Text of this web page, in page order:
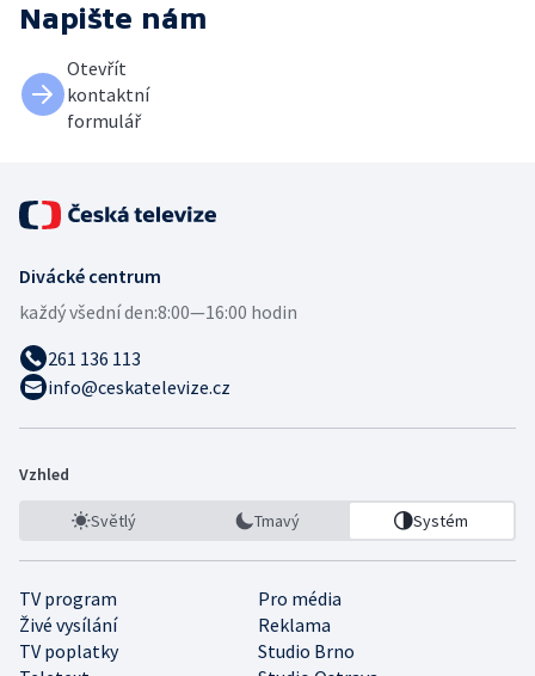
Napište nám
Otevřít
kontaktní
formulář
Divácké centrum
každý všední den:8:00—16:00 hodin
261 136 113
info@ceskatelevize.cz
Vzhled
Světlý Tmavý Systém
TV program
Pro média
Živé vysílání
Reklama
TV poplatky
Studio Brno